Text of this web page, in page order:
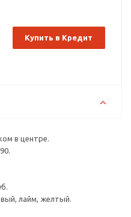
Купить в Кредит
в центре.
лайм, желтый.